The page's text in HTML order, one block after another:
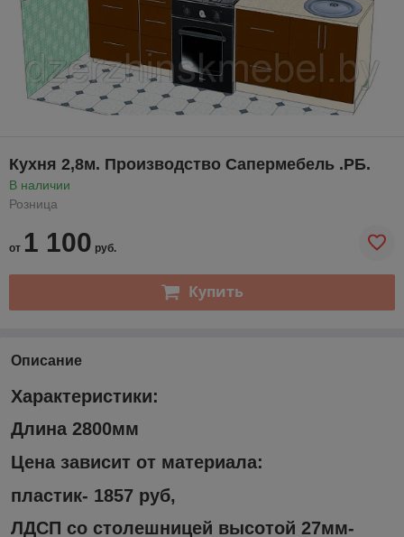
Кухня 2,8м. Производство Сапермебель .РБ.
В наличии
Розница
от 1 100 руб.
Купить
Описание
Характеристики:
Длина 2800мм
Цена зависит от материала:
пластик- 1857 руб,
ЛДСП со столешницей высотой 27мм-